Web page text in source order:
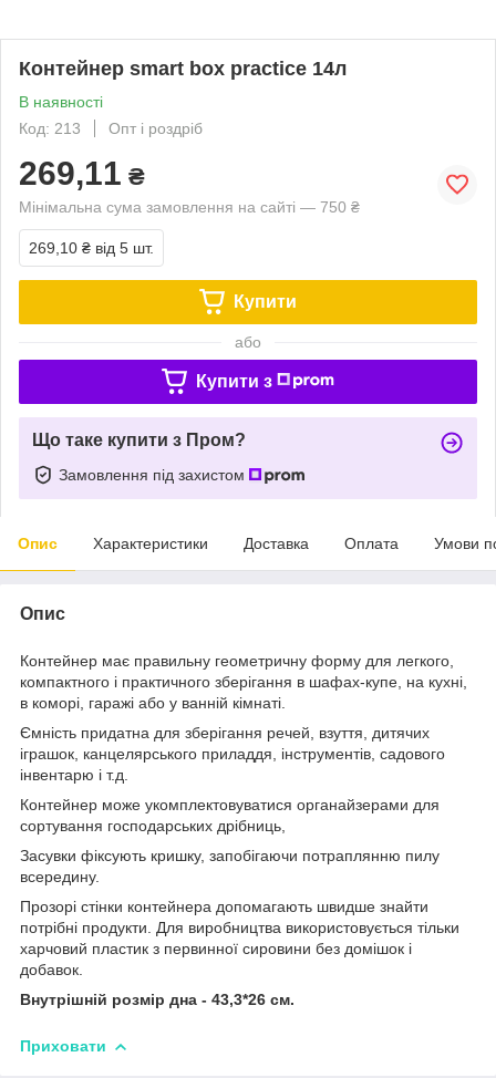
Контейнер smart box practice 14л
В наявності
Код: 213
Опт і роздріб
269,11 ₴
Мінімальна сума замовлення на сайті — 750 ₴
269,10 ₴ від 5 шт.
Купити
або
Купити з
Що таке купити з Пром?
Замовлення під захистом
Опис Характеристики Доставка Оплата Умови
Опис
Контейнер має правильну геометричну форму для легкого,
компактного і практичного зберігання в шафах-купе, на кухні,
в коморі, гаражі або у ванній кімнаті.
Ємність придатна для зберігання речей, взуття, дитячих
іграшок, канцелярського приладдя, інструментів, садового
інвентарю і т.д.
Контейнер може укомплектовуватися органайзерами для
сортування господарських дрібниць,
Засувки фіксують кришку, запобігаючи потраплянню пилу
всередину.
Прозорі стінки контейнера допомагають швидше знайти
потрібні продукти. Для виробництва використовується тільки
харчовий пластик з первинної сировини без домішок і
добавок.
Внутрішній розмір дна - 43,3*26 см.
Приховати